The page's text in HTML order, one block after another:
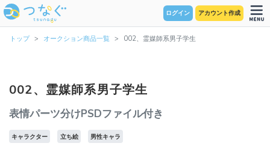
ログイン アカウント作成
トップ オークション商品一覧 002、霊媒師系男子学生
002、霊媒師系男子学生
表情パーツ分けPSDファイル付き
キャラクター 立ち絵 男性キャラ